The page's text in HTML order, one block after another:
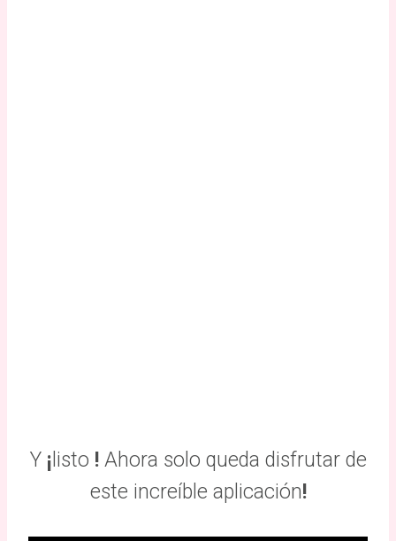
Y ¡ listo !Ahora solo queda disfrutar de
este increíble aplicación!